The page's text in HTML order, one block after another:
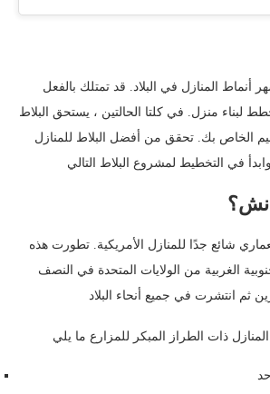
أنماط المنازل في البلاد. قد تمتلك بالفعل
لبناء منزل. في كلتا الحالتين ، يستحق البلاط
الخاص بك. تحقق من أفضل البلاط للمنازل
شائع جدًا للمنازل الأمريكية. تطورت هذه
الغربية من الولايات المتحدة في النصف